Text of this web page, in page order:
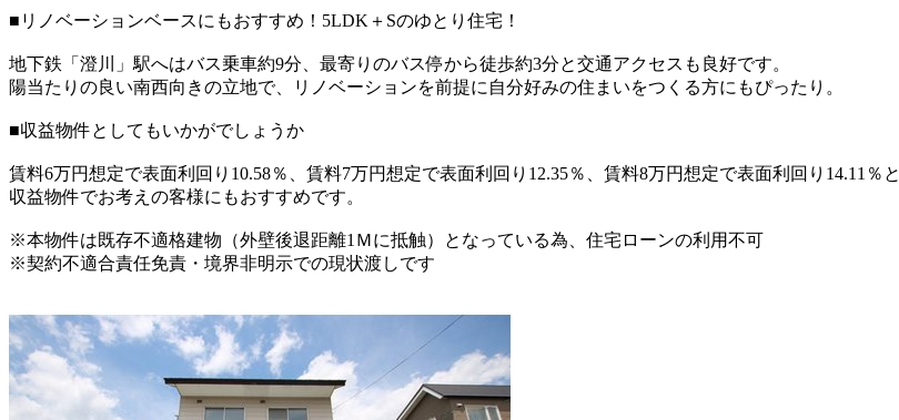
■リノベーションベースにもおすすめ！5LDK＋Sのゆとり住宅！
地下鉄「澄川」駅へはバス乗車約9分、最寄りのバス停から徒歩約3分と交通アクセスも良好です。
陽当たりの良い南西向きの立地で、リノベーションを前提に自分好みの住まいをつくる方にもぴったり。
■収益物件としてもいかがでしょうか
賃料6万円想定で表面利回り10.58％、賃料7万円想定で表面利回り12.35％、賃料8万円想定で表面利回り14.11％と
収益物件でお考えの客様にもおすすめです。
※本物件は既存不適格建物（外壁後退距離1Ｍに抵触）となっている為、住宅ローンの利用不可
※契約不適合責任免責・境界非明示での現状渡しです